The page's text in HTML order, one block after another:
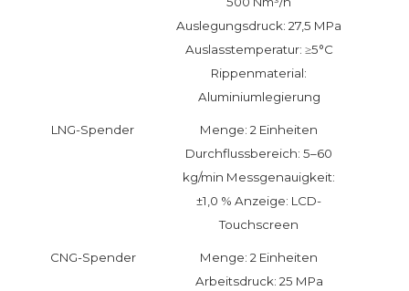
Auslegungsdruck: 27,5 MPa
Auslasstemperatur: ≥5°C
Rippenmaterial:
Aluminiumlegierung
LNG-Spender
Menge: 2 Einheiten
Durchflussbereich: 5–60
kg/min Messgenauigkeit:
±1,0 % Anzeige: LCD-
Touchscreen
CNG-Spender
Menge: 2 Einheiten
Arbeitsdruck: 25 MPa